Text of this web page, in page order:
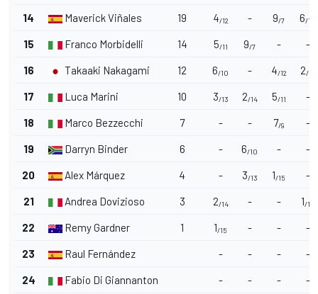
14 Maverick Viñales 19 4/12 - 9/7 6/10
15 Franco Morbidelli 14 5/11 9/7 - -
16 Takaaki Nakagami 12 6/10 - 4/12 2/14
17 Luca Marini 10 3/13 2/14 5/11 -
18 Marco Bezzecchi 7 - - 7/9 -
19 Darryn Binder 6 - 6/10 - -
20 Alex Márquez 4 - 3/13 1/15 -
21 Andrea Dovizioso 3 2/14 - - 1/15
22 Remy Gardner 1 1/15 - - -
23 Raul Fernández - - - -
24 Fabio Di Giannantonio - - - -